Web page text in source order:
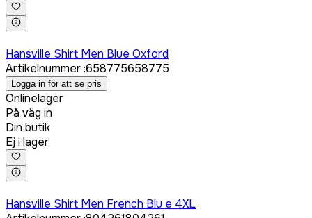
Hansville Shirt Men Blue Oxford
Artikelnummer:658775658775
Logga in för att se pris
Onlinelager
På väg in
Din butik
Ej i lager
Hansville Shirt Men French Blu e 4XL